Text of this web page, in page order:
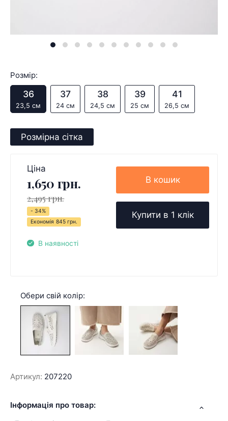
Розмір:
36
23,5 см
37
24 см
38
24,5 см
39
25 см
41
26,5 см
Розмірна сітка
Ціна
1,650 грн.
2,495 грн.
- 34%
Економія 845 грн.
В наявності
В кошик
Купити в 1 клік
Обери свій колір:
Артикул: 207220
Інформація про товар: